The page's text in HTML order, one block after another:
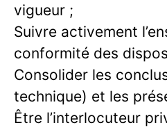
vigueur ;
Suivre activement
conformité des
Consolider les
technique) et les
Être l’interlocuteur